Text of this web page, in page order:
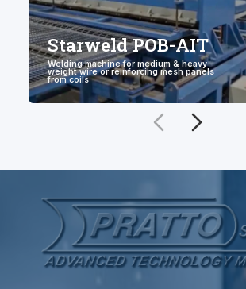
Starweld POB-AIT
Welding machine for medium & heavy
weight wire or reinforcing mesh panels
from coils